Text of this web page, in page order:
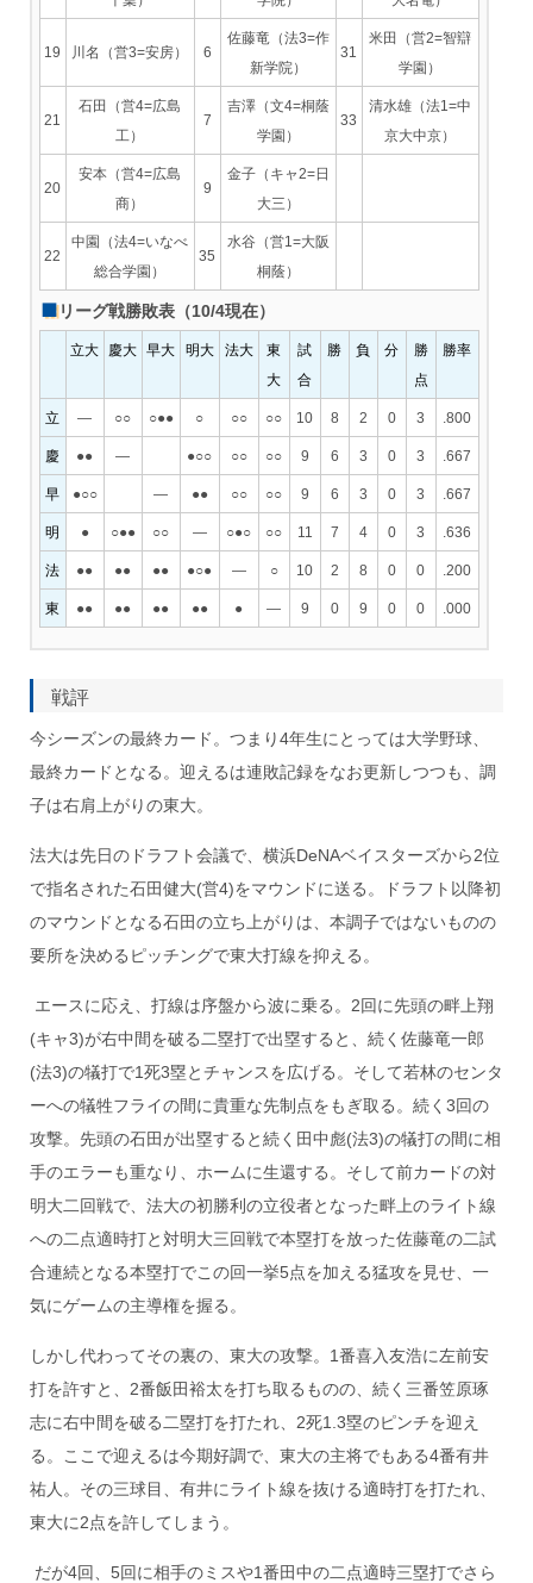
19 川名（営3=安房） 6
佐藤竜（法3=作
新学院）
31
米田（営2=智辯
学園）
21
石田（営4=広島
工）
7
吉澤（文4=桐蔭
学園）
33
清水雄（法1=中
京大中京）
20
安本（営4=広島
商）
9
金子（キャ2=日
大三）
22
中園（法4=いなべ
総合学園）
35
水谷（営1=大阪
桐蔭）
リーグ戦勝敗表（10/4現在）
立大 慶大 早大 明大 法大
東
大
試
合
勝 負 分
勝
点
勝率
立 ― ○○ ○●● ○ ○○ ○○ 10 8 2 0 3 .800
慶 ●● ― ●○○ ○○ ○○ 9 6 3 0 3 .667
早 ●○○ ― ●● ○○ ○○ 9 6 3 0 3 .667
明 ● ○●● ○○ ― ○●○ ○○ 11 7 4 0 3 .636
法 ●● ●● ●● ●○● ― ○ 10 2 8 0 0 .200
東 ●● ●● ●● ●● ● ― 9 0 9 0 0 .000
戦評
今シーズンの最終カード。つまり4年生にとっては大学野球、
最終カードとなる。迎えるは連敗記録をなお更新しつつも、調
子は右肩上がりの東大。
法大は先日のドラフト会議で、横浜DeNAベイスターズから2位
で指名された石田健大(営4)をマウンドに送る。ドラフト以降初
のマウンドとなる石田の立ち上がりは、本調子ではないものの
要所を決めるピッチングで東大打線を抑える。
エースに応え、打線は序盤から波に乗る。2回に先頭の畔上翔
(キャ3)が右中間を破る二塁打で出塁すると、続く佐藤竜一郎
(法3)の犠打で1死3塁とチャンスを広げる。そして若林のセンタ
ーへの犠牲フライの間に貴重な先制点をもぎ取る。続く3回の
攻撃。先頭の石田が出塁すると続く田中彪(法3)の犠打の間に相
手のエラーも重なり、ホームに生還する。そして前カードの対
明大二回戦で、法大の初勝利の立役者となった畔上のライト線
への二点適時打と対明大三回戦で本塁打を放った佐藤竜の二試
合連続となる本塁打でこの回一挙5点を加える猛攻を見せ、一
気にゲームの主導権を握る。
しかし代わってその裏の、東大の攻撃。1番喜入友浩に左前安
打を許すと、2番飯田裕太を打ち取るものの、続く三番笠原琢
志に右中間を破る二塁打を打たれ、2死1.3塁のピンチを迎え
る。ここで迎えるは今期好調で、東大の主将でもある4番有井
祐人。その三球目、有井にライト線を抜ける適時打を打たれ、
東大に2点を許してしまう。
だが4回、5回に相手のミスや1番田中の二点適時三塁打でさら